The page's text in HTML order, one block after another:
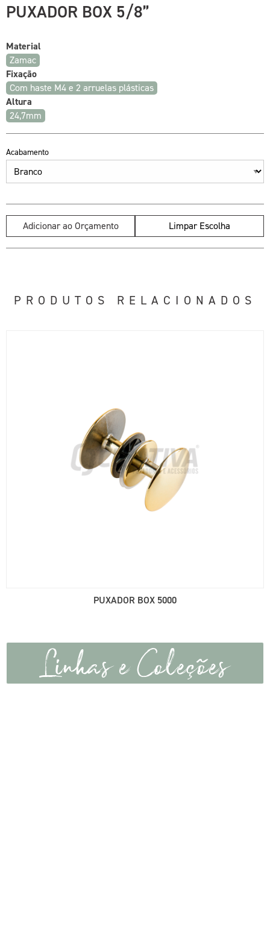
PUXADOR BOX 5/8”
Material
Zamac
Fixação
Com haste M4 e 2 arruelas plásticas
Altura
24,7mm
Acabamento
Adicionar ao Orçamento Limpar Escolha
PRODUTOS RELACIONADOS
PUXADOR BOX 5000
Linhas e Coleções